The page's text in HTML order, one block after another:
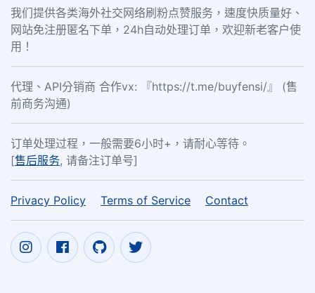
我们提供各类海外社交网络刷粉点赞服务，速度快质量好、
网站免注册匿名下单，24h自动处理订单，欢迎新老客户使
用！
代理、API分销商 合作vx: 『https://t.me/buyfensi/』 (售
前商务沟通)
订单处理过程，一般需要6小时+，请耐心等待。
[售后服务, 请备注订单号]
Privacy Policy Terms of Service Contact